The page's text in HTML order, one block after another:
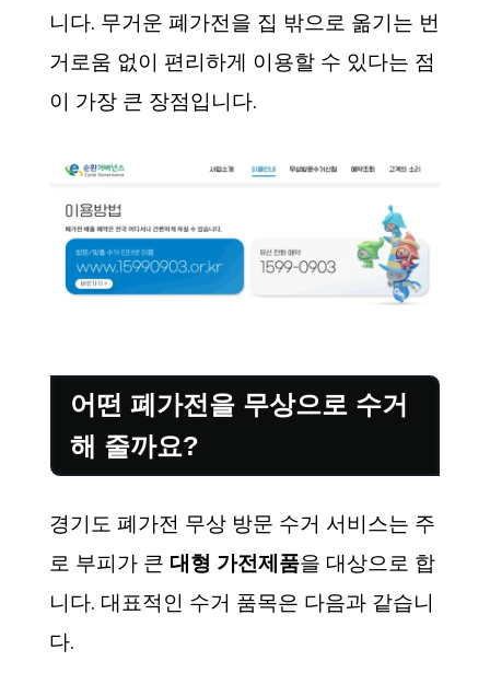
니다. 무거운 폐가전을 집 밖으로 옮기는 번
거로움 없이 편리하게 이용할 수 있다는 점
이 가장 큰 장점입니다.
어떤 폐가전을 무상으로 수거
해 줄까요?
경기도 폐가전 무상 방문 수거 서비스는 주
로 부피가 큰 대형 가전제품을 대상으로 합
니다. 대표적인 수거 품목은 다음과 같습니
다.